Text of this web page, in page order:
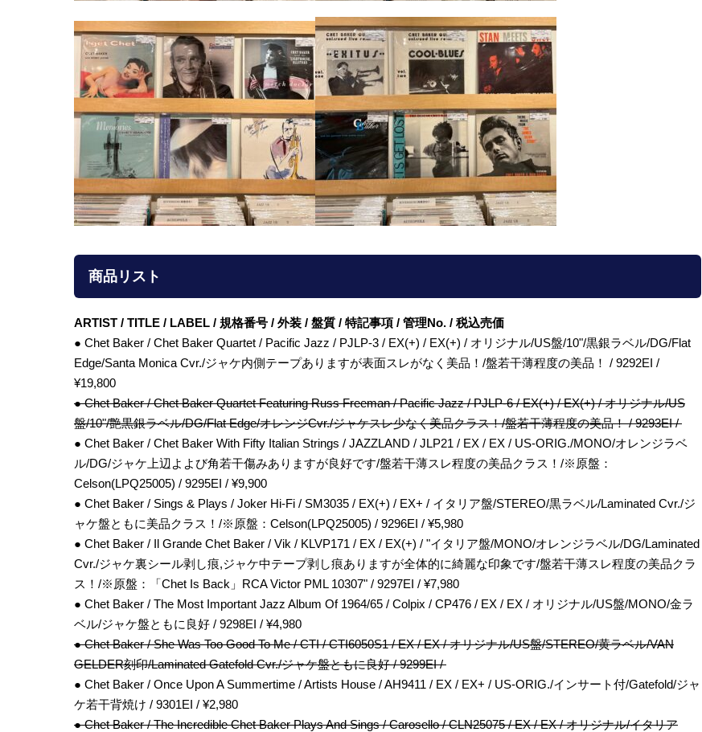
商品リスト
ARTIST / TITLE / LABEL / 規格番号 / 外装 / 盤質 / 特記事項 / 管理No. / 税込売価
● Chet Baker / Chet Baker Quartet / Pacific Jazz / PJLP-3 / EX(+) / EX(+) / オリジナル/US盤/10"/黒銀ラベル/DG/Flat
Edge/Santa Monica Cvr./ジャケ内側テープありますが表面スレがなく美品！/盤若干薄程度の美品！ / 9292EI /
¥19,800
● Chet Baker / Chet Baker Quartet Featuring Russ Freeman / Pacific Jazz / PJLP-6 / EX(+) / EX(+) / オリジナル/US
盤/10"/艶黒銀ラベル/DG/Flat Edge/オレンジCvr./ジャケスレ少なく美品クラス！/盤若干薄程度の美品！ / 9293EI /
● Chet Baker / Chet Baker With Fifty Italian Strings / JAZZLAND / JLP21 / EX / EX / US-ORIG./MONO/オレンジラベ
ル/DG/ジャケ上辺よよび角若干傷みありますが良好です/盤若干薄スレ程度の美品クラス！/※原盤：
Celson(LPQ25005) / 9295EI / ¥9,900
● Chet Baker / Sings & Plays / Joker Hi-Fi / SM3035 / EX(+) / EX+ / イタリア盤/STEREO/黒ラベル/Laminated Cvr./ジ
ャケ盤ともに美品クラス！/※原盤：Celson(LPQ25005) / 9296EI / ¥5,980
● Chet Baker / Il Grande Chet Baker / Vik / KLVP171 / EX / EX(+) / "イタリア盤/MONO/オレンジラベル/DG/Laminated
Cvr./ジャケ裏シール剥し痕,ジャケ中テープ剥し痕ありますが全体的に綺麗な印象です/盤若干薄スレ程度の美品クラ
ス！/※原盤：「Chet Is Back」RCA Victor PML 10307" / 9297EI / ¥7,980
● Chet Baker / The Most Important Jazz Album Of 1964/65 / Colpix / CP476 / EX / EX / オリジナル/US盤/MONO/金ラ
ベル/ジャケ盤ともに良好 / 9298EI / ¥4,980
● Chet Baker / She Was Too Good To Me / CTI / CTI6050S1 / EX / EX / オリジナル/US盤/STEREO/黄ラベル/VAN
GELDER刻印/Laminated Gatefold Cvr./ジャケ盤ともに良好 / 9299EI /
● Chet Baker / Once Upon A Summertime / Artists House / AH9411 / EX / EX+ / US-ORIG./インサート付/Gatefold/ジャ
ケ若干背焼け / 9301EI / ¥2,980
● Chet Baker / The Incredible Chet Baker Plays And Sings / Carosello / CLN25075 / EX / EX / オリジナル/イタリア